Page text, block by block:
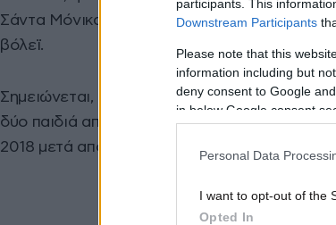
participants. This
Downstream Participants
Please note that this
information including but
deny consent to Google
in below Google consent
Personal Data
I want to opt-out of the
Opted In
Σάντα Μόνικα της Καλιφόρνια, όπου οι
βόλεϊ.
Σημειώνεται, ότι ήταν μαζί από τον
δύο παιδιά από τον πρώην σύντροφό της,
2018 μετά από 10 χρόνια σχέσης.